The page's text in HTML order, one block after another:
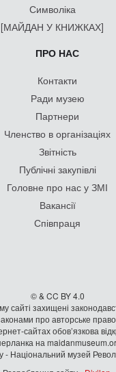
Символіка
[МАЙДАН У КНИЖКАХ]
ПРО НАС
Контакти
Ради музею
Партнери
Членство в організаціях
Звітність
Публічні закупівлі
Головне про нас у ЗМІ
Вакансії
Співпраця
© & CC BY 4.0
сайті захищені
про авторське
сайтах обов’язкова
на
- Національний музей